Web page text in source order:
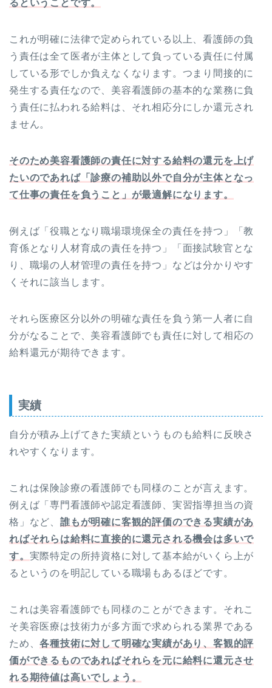
るということです。
これが明確に法律で定められている以上、看護師の負
う責任は全て医者が主体として負っている責任に付属
している形でしか負えなくなります。つまり間接的に
発生する責任なので、美容看護師の基本的な業務に負
う責任に払われる給料は、それ相応分にしか還元され
ません。
そのため美容看護師の責任に対する給料の還元を上げ
たいのであれば「診療の補助以外で自分が主体となっ
て仕事の責任を負うこと」が最適解になります。
例えば「役職となり職場環境保全の責任を持つ」「教
育係となり人材育成の責任を持つ」「面接試験官とな
り、職場の人材管理の責任を持つ」などは分かりやす
くそれに該当します。
それら医療区分以外の明確な責任を負う第一人者に自
分がなることで、美容看護師でも責任に対して相応の
給料還元が期待できます。
実績
自分が積み上げてきた実績というものも給料に反映さ
れやすくなります。
これは保険診療の看護師でも同様のことが言えます。
例えば「専門看護師や認定看護師、実習指導担当の資
格」など、 誰もが明確に客観的評価のできる実績があ
ればそれらは給料に直接的に還元される機会は多いで
す。 実際特定の所持資格に対して基本給がいくら上が
るというのを明記している職場もあるほどです。
これは美容看護師でも同様のことができます。それこ
そ美容医療は技術力が多方面で求められる業界である
ため、各種技術に対して明確な実績があり、客観的評
価ができるものであればそれらを元に給料に還元させ
れる期待値は高いでしょう。